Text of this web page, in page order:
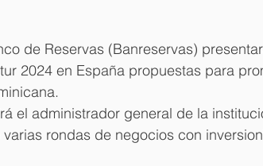
de Reservas (Banreservas)
2024 en España propuestas para
el administrador general de la
rondas de negocios con